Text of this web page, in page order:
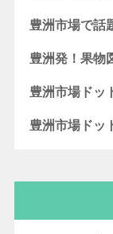
豊洲市場で話
豊洲発！果物
豊洲市場ドッ
豊洲市場ドッ